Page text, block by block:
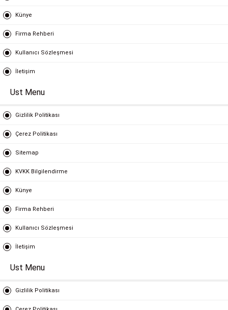
Künye
Firma Rehberi
Kullanıcı Sözleşmesi
İletişim
Ust Menu
Gizlilik Politikası
Çerez Politikası
Sitemap
KVKK Bilgilendirme
Künye
Firma Rehberi
Kullanıcı Sözleşmesi
İletişim
Ust Menu
Gizlilik Politikası